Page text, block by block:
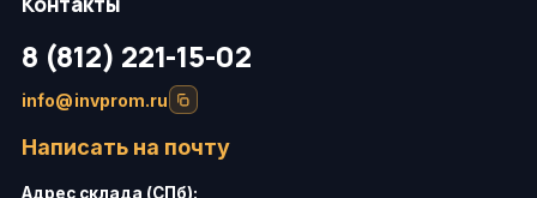
8 (812) 221-15-02
info@invprom.ru
Написать на почту
Адрес склада (СПб):